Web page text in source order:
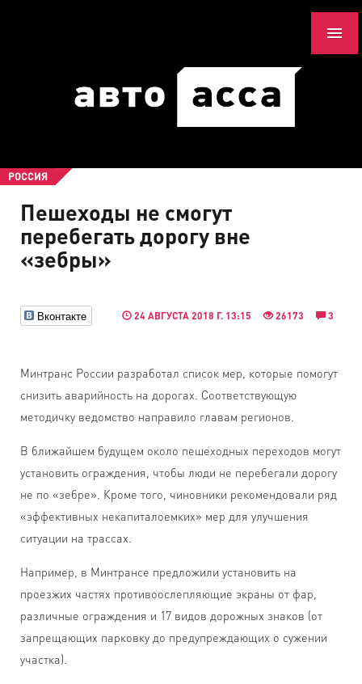
РОССИЯ
Пешеходы не смогут
перебегать дорогу вне
«зебры»
Вконтакте 24 АВГУСТА 2018 Г. 13:15 26173 3
Минтранс России разработал список мер, которые помогут
снизить аварийность на дорогах. Соответствующую
методичку ведомство направило главам регионов.
В ближайшем будущем около пешеходных переходов могут
установить ограждения, чтобы люди не перебегали дорогу
не по «зебре». Кроме того, чиновники рекомендовали ряд
«эффективных некапиталоемких» мер для улучшения
ситуации на трассах.
Например, в Минтрансе предложили установить на
проезжих частях противоослепляющие экраны от фар,
различные ограждения и 17 видов дорожных знаков (от
запрещающих парковку до предупреждающих о сужении
участка).